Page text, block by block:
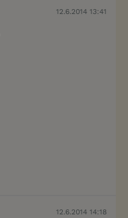
12.6.2014 13:41
12.6.2014 14:18